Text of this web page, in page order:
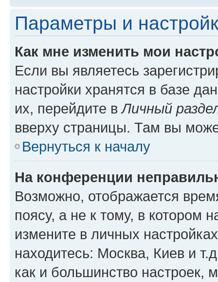
Параметры и
Как мне изменить мои
Если вы являетесь
настройки хранятся в базе
их, перейдите вЛичный
вверху страницы. Там вы
Вернуться к началу
На конференции
Возможно, отображается
поясу, а не к тому, в котором
измените в личных
находитесь: Москва, Киев и
как и большинство настроек,